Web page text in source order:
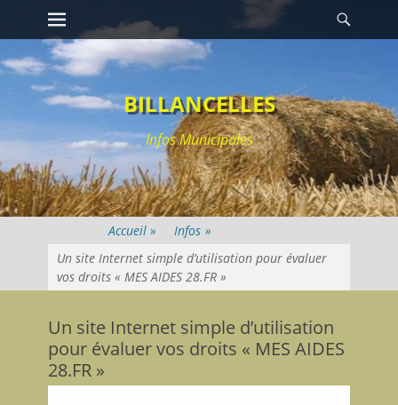
Passer
au
contenu
Premier menu
BILLANCELLES
Infos Municipales
Infos »
Un site Internet simple d’utilisation pour évaluer
vos droits « MES AIDES 28.FR »
Un site Internet simple d’utilisation
pour évaluer vos droits « MES AIDES
28.FR »